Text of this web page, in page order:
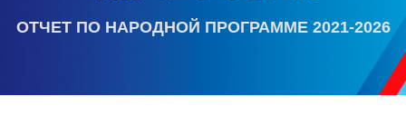
ОТЧЕТ ПО НАРОДНОЙ ПРОГРАММЕ 2021-2026